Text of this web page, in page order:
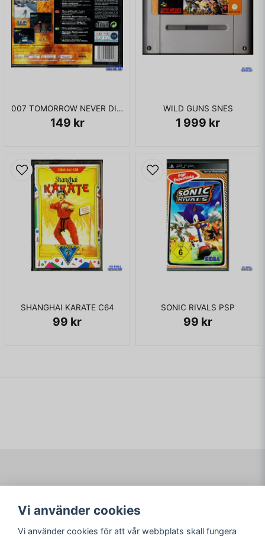
007 TOMORROW NEVER DIES PS1
149 kr
WILD GUNS SNES
1 999 kr
SHANGHAI KARATE C64
99 kr
SONIC RIVALS PSP
99 kr
Köpvillkor
Logga in
Glömt lösenord?
Vi använder cookies
Vi använder cookies för att vår webbplats skall fungera